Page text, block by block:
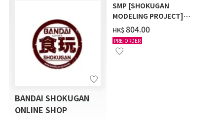
BANDAI SHOKUGAN
ONLINE SHOP
SMP [SHOKUGAN
MODELING PROJECT]
POWER ANIMAL SERIES
EXTRA FULL SET W/O
GUM (WITH BONUS GIFT)
HK$‌804.00
PRE-ORDER